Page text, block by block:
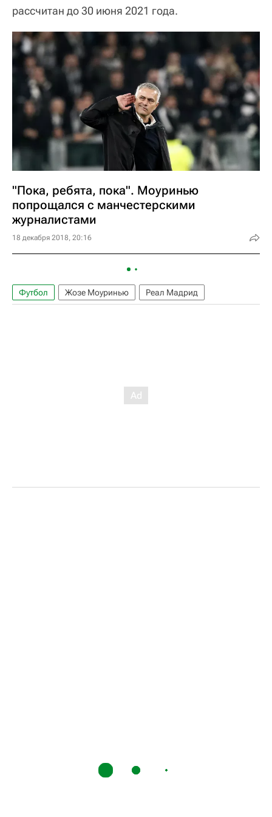
рассчитан до 30 июня 2021 года.
"Пока, ребята, пока". Моуринью
попрощался с манчестерскими
журналистами
18 декабря 2018, 20:16
Футбол Жозе Моуринью Реал Мадрид